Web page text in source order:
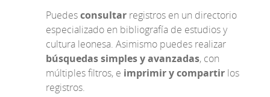
Puedesconsultar registros en un directorio
especializado en bibliografía de estudios y
cultura leonesa. Asimismo puedes realizar
búsquedas simples y avanzadas, con
múltiples filtros, e imprimir y compartir los
registros.